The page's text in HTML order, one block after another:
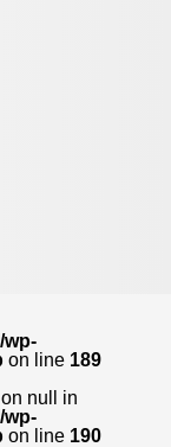
wp-
on line 189
null in
wp-
on line 190